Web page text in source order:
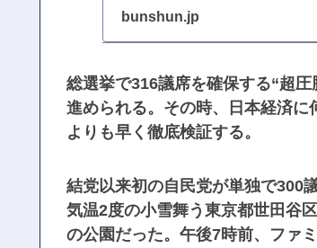
bunshun.jp
総選挙で316議席を確保する“超
進められる。その時、日本経済
よりも早く徹底検証する。
結党以来初の自民党が単独で300
気温2度の小雪舞う東京都世田谷
の公園だった。午後7時前、ファ